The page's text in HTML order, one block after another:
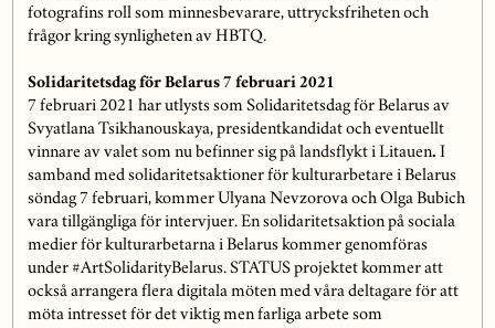
fotografins roll som minnesbevarare, uttrycksfriheten och
frågor kring synligheten av HBTQ.
Solidaritetsdag för Belarus 7 februari 2021
7 februari 2021 har utlysts som Solidaritetsdag för Belarus av
Svyatlana Tsikhanouskaya, presidentkandidat och eventuellt
vinnare av valet som nu befinner sig på landsflykt i Litauen. I
samband med solidaritetsaktioner för kulturarbetare i Belarus
söndag 7 februari, kommer Ulyana Nevzorova och Olga Bubich
vara tillgängliga för intervjuer. En solidaritetsaktion på sociala
medier för kulturarbetarna i Belarus kommer genomföras
under #ArtSolidarityBelarus. STATUS projektet kommer att
också arrangera flera digitala möten med våra deltagare för att
möta intresset för det viktig men farliga arbete som